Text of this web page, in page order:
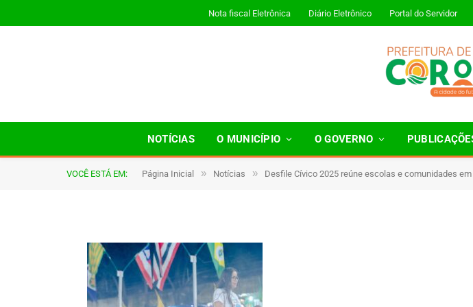
Nota fiscal Eletrônica Diário Eletrônico Portal do Servidor
NOTÍCIAS O MUNICÍPIO O GOVERNO
VOCÊ ESTÁ EM: Página Inicial » Notícias » Desfile Cívico 2025 reúne escolas e comunidades em